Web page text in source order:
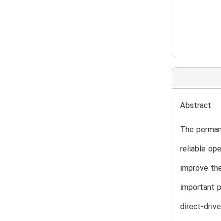
Abstract
The
reliable
improve
important
direct-